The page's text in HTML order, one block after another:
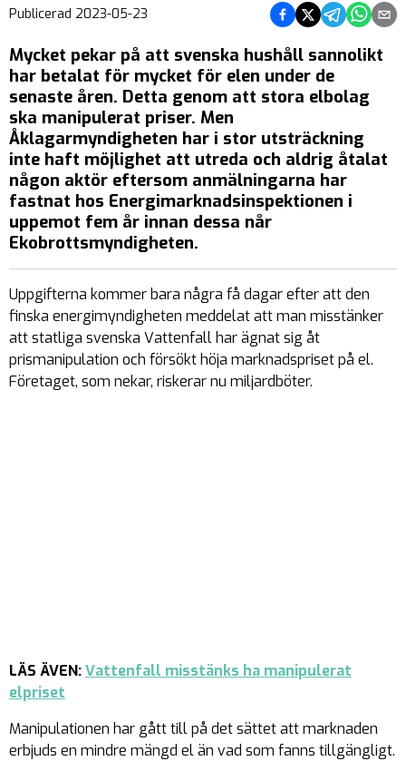
Publicerad 2023-05-23 Dela på Facebook
Dela på Twitter
Dela påDela på
Dela
Mycket pekar på att svenska hushåll sannolikt
har betalat för mycket för elen under de
senaste åren. Detta genom att stora elbolag
ska manipulerat priser. Men
Åklagarmyndigheten har i stor utsträckning
inte haft möjlighet att utreda och aldrig åtalat
någon aktör eftersom anmälningarna har
fastnat hos Energimarknadsinspektionen i
uppemot fem år innan dessa når
Ekobrottsmyndigheten.
Uppgifterna kommer bara några få dagar efter att den
finska energimyndigheten meddelat att man misstänker
att statliga svenska Vattenfall har ägnat sig åt
prismanipulation och försökt höja marknadspriset på el.
Företaget, som nekar, riskerar nu miljardböter.
LÄS ÄVEN:Vattenfall misstänks ha manipulerat
elpriset
Manipulationen har gått till på det sättet att marknaden
erbjuds en mindre mängd el än vad som fanns tillgängligt.